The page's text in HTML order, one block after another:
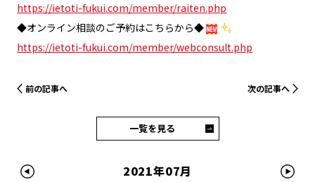
https://ietoti-fukui.com/member/raiten.php
◆オンライン相談のご予約はこちらから◆
https://ietoti-fukui.com/member/webconsult.php
前の記事へ
一覧を見る
次の記事へ
2021年07月